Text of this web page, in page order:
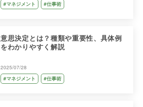
#マネジメント
#仕事術
意思決定とは？種類や重要性、具体例
をわかりやすく解説
2025/07/28
#マネジメント
#仕事術